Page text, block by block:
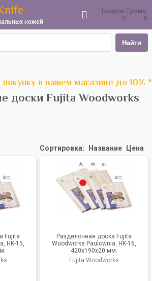
ножей
Товаров:
0
Сумма:
0
Найти
в нашем магазине до 10% *
доски Fujita Woodworks
Сортировка: Название Цена
Fujita
HK-15,
Разделочная доска Fujita
Woodworks Paulownia, HK-16,
420х190х20 мм.
Fujita Woodworks